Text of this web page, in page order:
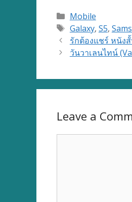
Categories
Mobile
Tags
Galaxy, S5,
รักต้องแชร์ หนัง
วันวาเลนไทน์
Leave a